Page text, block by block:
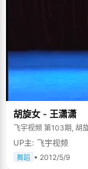
胡旋女 - 王潇潇
飞宇视频 第103期, 胡
UP主: 飞宇视频
舞蹈 • 2012/5/9